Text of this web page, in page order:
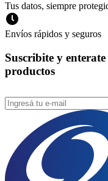
Tus datos, siempre
Envíos rápidos y seguros
Suscribite y
productos